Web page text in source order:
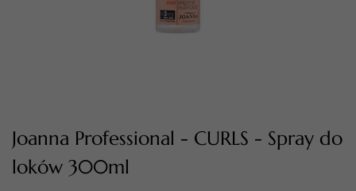
Joanna Professional - CURLS - Spray do
loków 300ml